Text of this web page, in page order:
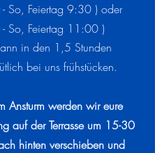
So, Feiertag 9:30 ) oder
So, Feiertag 11:00 )
in den 1,5 Stunden
bei uns frühstücken.
Ansturm werden wir eure
auf derTerrasseum 15-30
hinten verschieben und